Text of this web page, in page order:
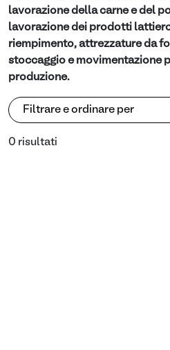
lavorazione della carne e del
lavorazione dei prodotti
riempimento, attrezzature da
stoccaggio e movimentazione
produzione.
Filtrare e ordinare per
0 risultati